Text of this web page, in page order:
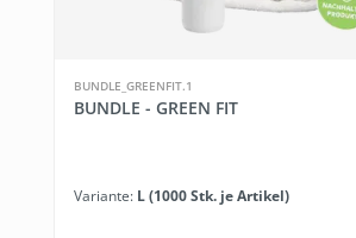
BUNDLE_GREENFIT.1
BUNDLE - GREEN FIT
Variante: L (1000 Stk. je Artikel)